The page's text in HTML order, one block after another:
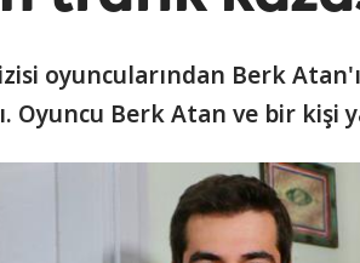
oyuncularından Berk
Oyuncu Berk Atan ve bir kişi